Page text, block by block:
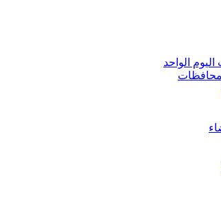
الواحد